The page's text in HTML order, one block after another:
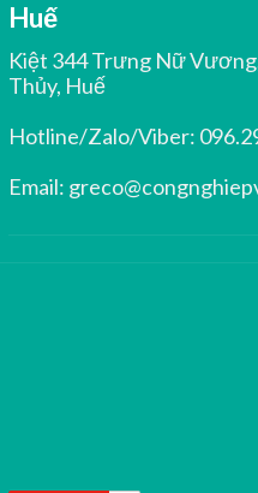
Huế
Kiệt 344 Trưng Nữ
Thủy, Huế
Hotline/Zalo/Viber:
Email: